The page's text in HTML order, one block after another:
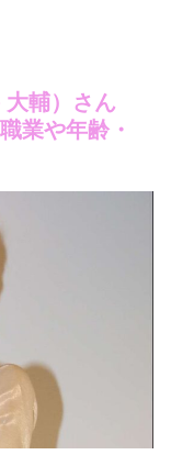
輔）さん
業や年齢・